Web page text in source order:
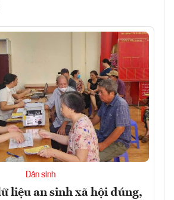
Dân sinh
liệu an sinh xã hội đúng,